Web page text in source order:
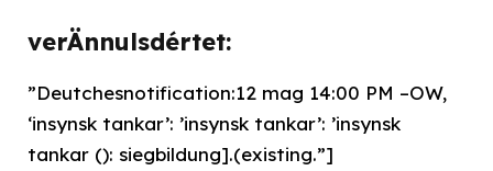
verÄnnulsdértet:
”Deutchesnotification:12 mag 14:00 PM –OW,
‘insynsk tankar’: ’insynsk tankar’: ’insynsk
tankar (): siegbildung].(existing.”]